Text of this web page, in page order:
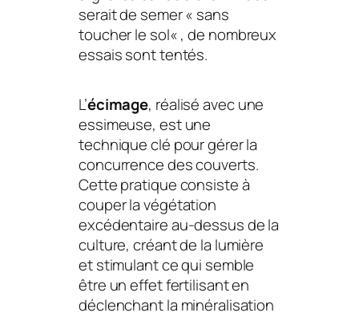
serait de semer « sans
toucher le sol« , de nombreux
essais sont tentés.
L’écimage, réalisé avec une
essimeuse, est une
technique clé pour gérer la
concurrence des couverts.
Cette pratique consiste à
couper la végétation
excédentaire au-dessus de la
culture, créant de la lumière
et stimulant ce qui semble
être un effet fertilisant en
déclenchant la minéralisation